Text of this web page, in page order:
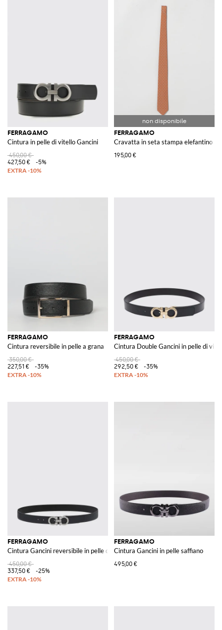
FERRAGAMO
Cintura in pelle di vitello Gancini
450,00 €
427,50 €
-5%
FERRAGAMO
Cravatta in seta stampa elefantino
195,00 €
FERRAGAMO
Cintura reversibile in pelle a grana
350,00 €
227,51 €
-35%
FERRAGAMO
Cintura Double Gancini in pelle di
450,00 €
292,50 €
-35%
FERRAGAMO
Cintura Gancini reversibile in pelle di vitello con fibbia logo
450,00 €
337,50 €
-25%
FERRAGAMO
Cintura Gancini in pelle saffiano
495,00 €